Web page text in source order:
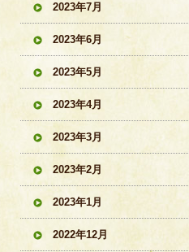
2023年7月
2023年6月
2023年5月
2023年4月
2023年3月
2023年2月
2023年1月
2022年12月